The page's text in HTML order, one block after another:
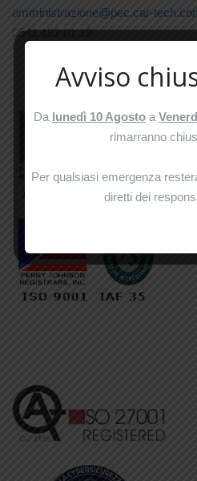
amministrazione@pec.car-
0541 182 01 19
Avviso
Da lunedì 10 Agosto a
rimarranno
Per qualsiasi emergenza
diretti dei